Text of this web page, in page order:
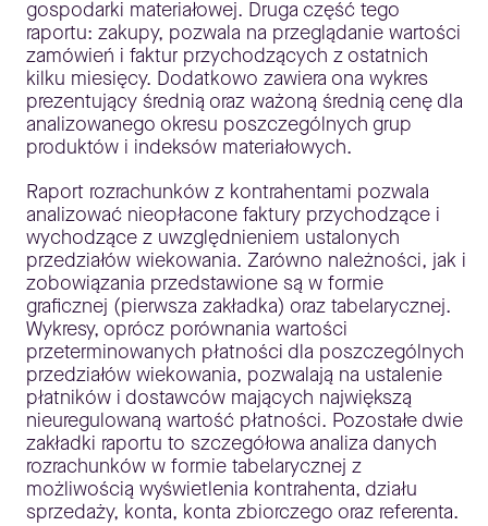
gospodarki materiałowej. Druga część tego
raportu: zakupy, pozwala na przeglądanie wartości
zamówień i faktur przychodzących z ostatnich
kilku miesięcy. Dodatkowo zawiera ona wykres
prezentujący średnią oraz ważoną średnią cenę dla
analizowanego okresu poszczególnych grup
produktów i indeksów materiałowych.
Raport rozrachunków z kontrahentami pozwala
analizować nieopłacone faktury przychodzące i
wychodzące z uwzględnieniem ustalonych
przedziałów wiekowania. Zarówno należności, jak i
zobowiązania przedstawione są w formie
graficznej (pierwsza zakładka) oraz tabelarycznej.
Wykresy, oprócz porównania wartości
przeterminowanych płatności dla poszczególnych
przedziałów wiekowania, pozwalają na ustalenie
płatników i dostawców mających największą
nieuregulowaną wartość płatności. Pozostałe dwie
zakładki raportu to szczegółowa analiza danych
rozrachunków w formie tabelarycznej z
możliwością wyświetlenia kontrahenta, działu
sprzedaży, konta, konta zbiorczego oraz referenta.